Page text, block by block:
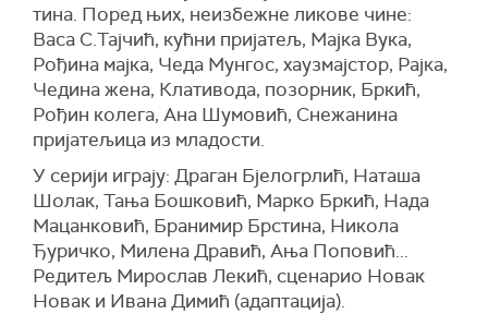
тина. Поред њих, неизбежне ликове чине:
Васа С.Тајчић, кућни пријатељ, Мајка Вука,
Рођина мајка, Чеда Мунгос, хаузмајстор, Рајка,
Чедина жена, Клативода, позорник, Бркић,
Рођин колега, Ана Шумовић, Снежанина
пријатељица из младости.
У серији играју: Драган Бјелогрлић, Наташа
Шолак, Тања Бошковић, Марко Бркић, Нада
Мацанковић, Бранимир Брстина, Никола
Ђуричко, Милена Дравић, Ања Поповић...
Редитељ Мирослав Лекић, сценарио Новак
Новак и Ивана Димић (адаптација).